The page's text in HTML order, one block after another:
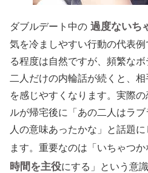
ダブルデート中の 過度ないち
気を冷ましやすい行動の代表
る程度は自然ですが、頻繁なボ
二人だけの内輪話が続くと、
を感じやすくなります。実際
ルが帰宅後に「あの二人はラ
人の意味あったかな」と話題
ます。重要なのは「いちゃつか
時間を主役にする」という意識